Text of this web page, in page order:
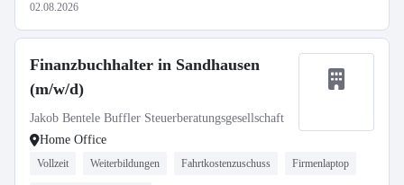
02.08.2026
Finanzbuchhalter in Sandhausen
(m/w/d)
Jakob Bentele Buffler Steuerberatungsgesellschaft
Home Office
Vollzeit Weiterbildungen Fahrtkostenzuschuss Firmenlaptop